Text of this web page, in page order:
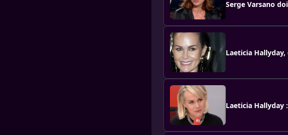
Serge Varsano
Laeticia
Laeticia Hallyday